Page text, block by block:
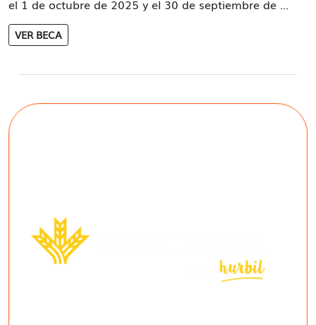
el 1 de octubre de 2025 y el 30 de septiembre de ...
VER BECA